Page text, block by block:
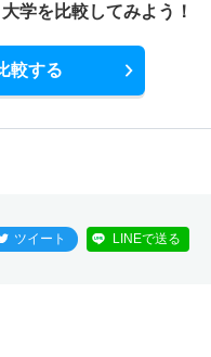
大学を比較してみよう！
較する
ツイート LINEで送る